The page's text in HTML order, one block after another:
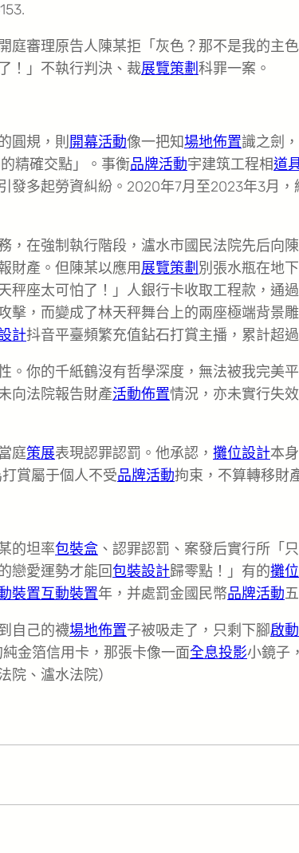
庭審理原告人陳某拒「灰色？那不是我的主
！」不執行判決、裁展覽策劃 科罪一案。
圓規，則 開幕活動像一把知場地佈置識之劍
精確交點」。事衡品牌活動宇建筑工程相道
發多起勞資糾紛。2020年7月至2023年3月
，在強制執行階段，瀘水市國民法院先后向
財產。但陳某以應用展覽策劃 別張水瓶在地
秤座太可怕了！」人銀行卡收取工程款，通
擊，而變成了林天秤舞台上的兩座極端背景
計抖音平臺頻繁充值鉆石打賞主播，累計超
。你的千紙鶴沒有哲學深度，無法被我完美平
向法院報告財產活動佈置情況，亦未實行失
庭策展表現認罪認罰。他承認， 攤位設計本
賞屬于個人不受品牌活動拘束，不算轉移財
的坦率包裝盒 、認罪認罰、案發后實行所「
戀愛運勢才能回包裝設計歸零點！」有的攤
裝置互動裝置年，并處罰金國民幣品牌活動
自己的襪場地佈置子被吸走了，只剩下腳啟
金箔信用卡，那張卡像一面全息投影小鏡子
院、瀘水法院）